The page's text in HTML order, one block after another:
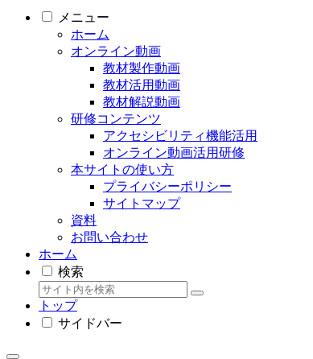
メニュー
ホーム
オンライン動画
教材製作動画
教材活用動画
教材解説動画
研修コンテンツ
アクセシビリティ機能活用
オンライン動画活用研修
本サイトの使い方
プライバシーポリシー
サイトマップ
資料
お問い合わせ
ホーム
検索
トップ
サイドバー